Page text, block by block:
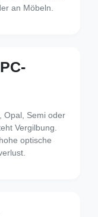
an Möbeln.
Opal, Semi oder
Vergilbung.
optische